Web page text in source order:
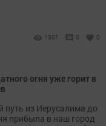
1301 0 0
огня уже горит в
из Иерусалима до
прибыла в наш город